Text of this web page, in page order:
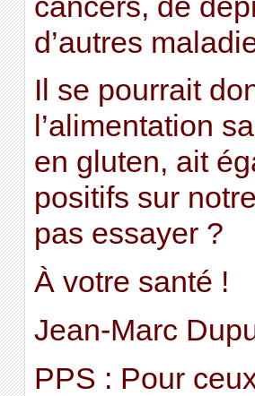
d’autres
Il se pourrait
l’alimentation
en gluten, ait
positifs sur
pas essayer ?
À votre santé !
Jean-Marc
PPS : Pour